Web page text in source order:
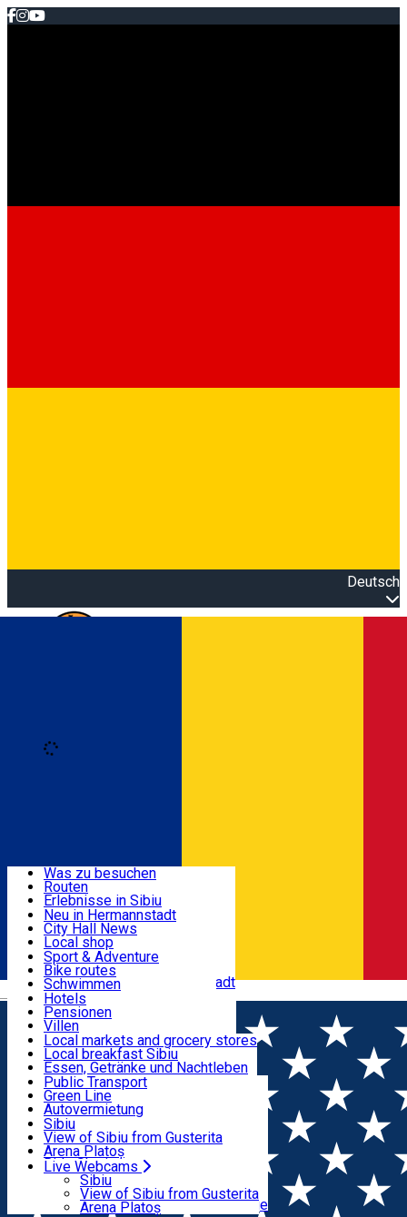
Deutsch
Română
Nützliche informationen
Aktivitäten & Abenteuer
Unterkunft
Essen, Getränke & Nachtleben
Transport & Parken
Live Webcams
Was zu besuchen
Routen
Erlebnisse in Sibiu
Podcast
Kultur
Museen
Kirchen
Parks, Zoo
Im Umkreis von Hermannstadt
Neu in Hermannstadt
City Hall News
Local shop
Sibiu Handwerker
Sibiul Verde
Public services
Bildung
Wie komme ich nach Sibiu?
Touristeninfo
Reiseführer
Guided tours
Local publication
Schönheitssalon
Sport & Adventure
Bike routes
Schwimmen
Reiten
Fitnessstudio
Loc de joacă indoor
Loc de joacă outdoor
Ski
Eislaufen
Yoga
Hotels
Pensionen
Villen
Hostels
Motels
Camping
Zimmer zu vermieten
Wohnungen
Unterkunft außerhalb von Sibiu
Local markets and grocery stores
Local breakfast Sibiu
Essen, Getränke und Nachtleben
Pizza
Fast Food
Kaffeestube
Konditorei
Pub, Bar
Nachtclubs
Bäckerei
Public Transport
Green Line
Autovermietung
Fahrad verleih
Scooter rentals
Taxi
Ride Sharing
Park-Tickets
Parkplätze
Ladestationen für Elektrofahrzeuge
Sibiu
View of Sibiu from Gusterita
Arena Platoș
Live Webcams
Sibiu
View of Sibiu from Gusterita
Arena Platoș
Home Kuchenladen Bäckerei Konditorei
Atelierul